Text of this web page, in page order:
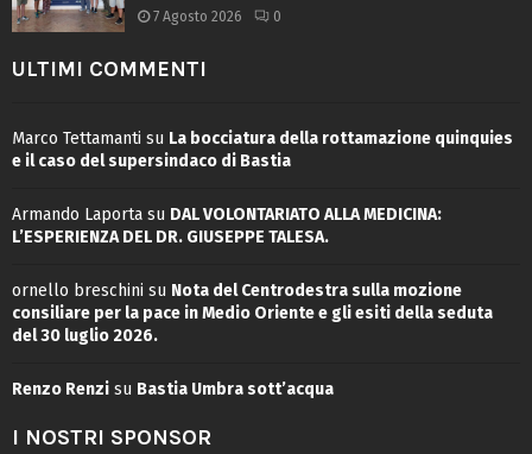
7 Agosto 2026 0
ULTIMI COMMENTI
Marco Tettamanti su La bocciatura della rottamazione quinquies
e il caso del supersindaco di Bastia
Armando Laporta su DAL VOLONTARIATO ALLA MEDICINA:
L’ESPERIENZA DEL DR. GIUSEPPE TALESA.
ornello breschini su Nota del Centrodestra sulla mozione
consiliare per la pace in Medio Oriente e gli esiti della seduta
del 30 luglio 2026.
Renzo Renzi su Bastia Umbra sott’acqua
I NOSTRI SPONSOR